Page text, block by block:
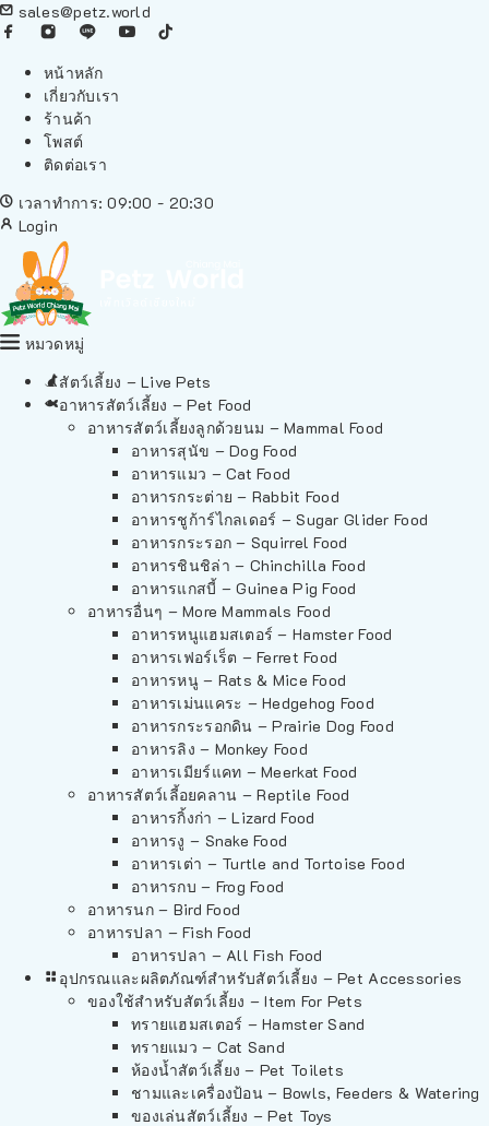
sales@petz.world
หน้าหลัก
เกี่ยวกับเรา
ร้านค้า
โพสต์
ติดต่อเรา
เวลาทำการ: 09:00 - 20:30
Login
หมวดหมู่
สัตว์เลี้ยง – Live Pets
อาหารสัตว์เลี้ยง – Pet Food
อาหารสัตว์เลี้ยงลูกด้วยนม – Mammal Food
อาหารสุนัข – Dog Food
อาหารแมว – Cat Food
อาหารกระต่าย – Rabbit Food
อาหารชูก้าร์ไกลเดอร์ – Sugar Glider Food
อาหารกระรอก – Squirrel Food
อาหารชินชิล่า – Chinchilla Food
อาหารแกสบี้ – Guinea Pig Food
อาหารอื่นๆ – More Mammals Food
อาหารหนูแฮมสเตอร์ – Hamster Food
อาหารเฟอร์เร็ต – Ferret Food
อาหารหนู – Rats & Mice Food
อาหารเม่นแคระ – Hedgehog Food
อาหารกระรอกดิน – Prairie Dog Food
อาหารลิง – Monkey Food
อาหารเมียร์แคท – Meerkat Food
อาหารสัตว์เลี้อยคลาน – Reptile Food
อาหารกิ้งก่า – Lizard Food
อาหารงู – Snake Food
อาหารเต่า – Turtle and Tortoise Food
อาหารกบ – Frog Food
อาหารนก – Bird Food
อาหารปลา – Fish Food
อาหารปลา – All Fish Food
อุปกรณและผลิตภัณฑ์สำหรับสัตว์เลี้ยง – Pet Accessories
ของใช้สำหรับสัตว์เลี้ยง – Item For Pets
ทรายแฮมสเตอร์ – Hamster Sand
ทรายแมว – Cat Sand
ห้องน้ำสัตว์เลี้ยง – Pet Toilets
ชามและเครื่องป้อน – Bowls, Feeders & Watering
ของเล่นสัตว์เลี้ยง – Pet Toys